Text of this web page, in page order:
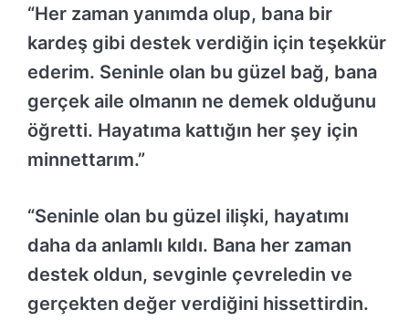
“Her zaman yanımda olup, bana bir
kardeş gibi destek verdiğin için teşekkür
ederim. Seninle olan bu güzel bağ, bana
gerçek aile olmanın ne demek olduğunu
öğretti. Hayatıma kattığın her şey için
minnettarım.”
“Seninle olan bu güzel ilişki, hayatımı
daha da anlamlı kıldı. Bana her zaman
destek oldun, sevginle çevreledin ve
gerçekten değer verdiğini hissettirdin.